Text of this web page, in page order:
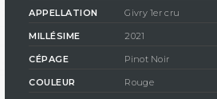
APPELLATION Givry 1er cru
MILLÉSIME 2021
CÉPAGE Pinot Noir
COULEUR Rouge